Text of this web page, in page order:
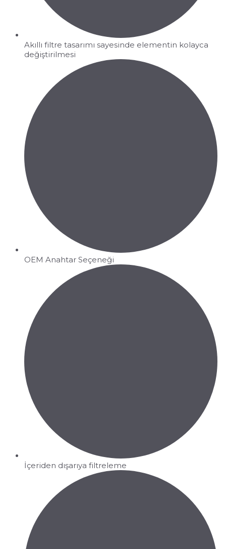
Akıllı filtre tasarımı sayesinde elementin kolayca
değiştirilmesi
OEM Anahtar Seçeneği
İçeriden dışarıya filtreleme